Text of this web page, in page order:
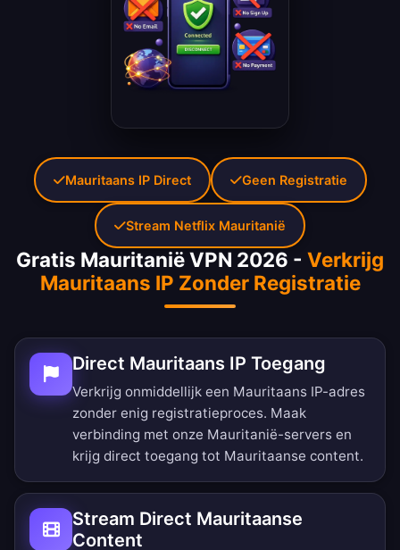
Gratis Mauritanië VPN 2026 - Verkrijg
Mauritaans IP Zonder Registratie
Direct Mauritaans IP Toegang
Verkrijg onmiddellijk een Mauritaans IP-adres
zonder enig registratieproces. Maak
verbinding met onze Mauritanië-servers en
krijg direct toegang tot Mauritaanse content.
Stream Direct Mauritaanse
Content
Mauritaans IP Direct Geen Registratie
Stream Netflix Mauritanië